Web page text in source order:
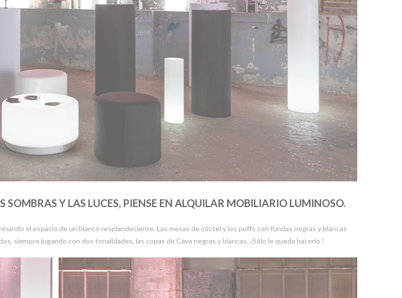
Y LAS LUCES, PIENSE EN ALQUILAR MOBILIARIO LUMINOSO.
el espacio de un blanco resplandeciente. Las mesas de cóctel y los puffs con fundas negras y blancas
siempre jugando con dos tonalidades, las copas de Cava negras y blancas. ¡Sólo le queda hacerlo !